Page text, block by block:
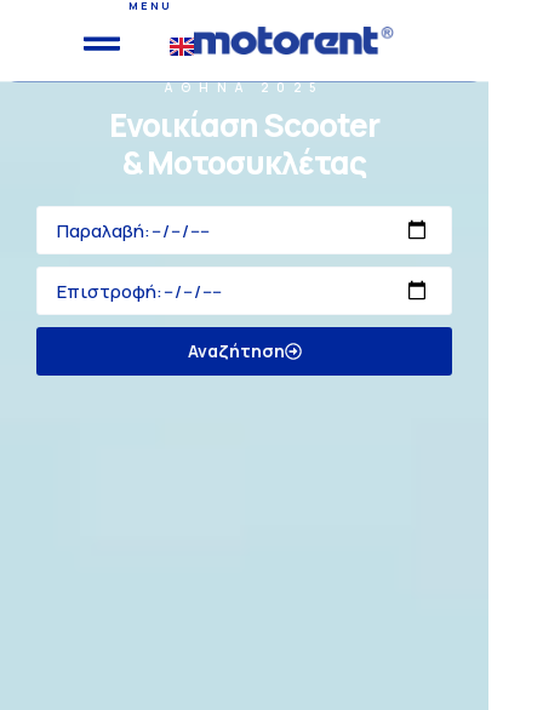
MENU
ΑΘΗΝΑ 2025
Ενοικίαση Scooter
& Μοτοσυκλέτας
Αναζήτηση